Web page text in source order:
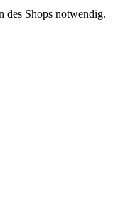
des Shops notwendig.